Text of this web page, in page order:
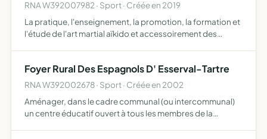
RNA W392007982 · Sport · Créée en 2019
La pratique, l'enseignement, la promotion, la formation et
l'étude de l'art martial aïkido et accessoirement des
Foyer Rural Des Espagnols D' Esserval-Tartre
RNA W392002678 · Sport · Créée en 2002
Aménager, dans le cadre communal (ou intercommunal)
un centre éducatif ouvert à tous les membres de la